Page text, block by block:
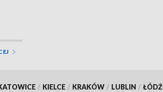
/ KIELCE / KRAKÓW / LUBLIN / ŁÓDŹ